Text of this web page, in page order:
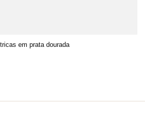
em prata dourada